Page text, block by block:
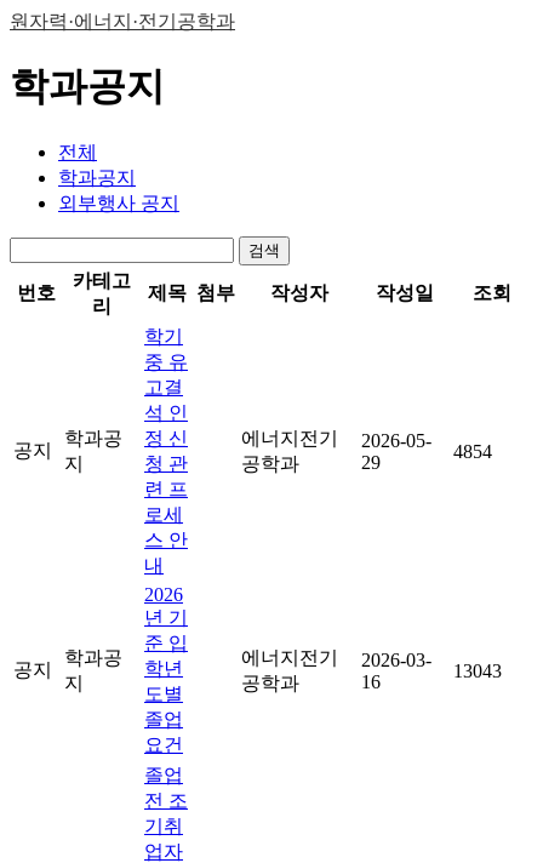
원자력·에너지·전기공학과
학과공지
전체
학과공지
외부행사 공지
검색
번호
카테고
리
제목 첨부 작성자 작성일 조회
공지
학과공
지
학기
중 유
고결
석 인
정 신
청 관
련 프
로세
스 안
내
에너지전기
공학과
2026-05-
29
4854
공지
학과공
지
2026
년 기
준 입
학년
도별
졸업
요건
에너지전기
공학과
2026-03-
16
13043
졸업
전 조
기취
업자